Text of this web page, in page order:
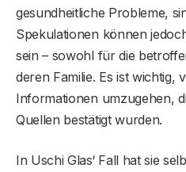
gesundheitliche Probleme,
Spekulationen können
sein – sowohl für die
deren Familie. Es ist wichtig,
Informationen umzugehen,
Quellen bestätigt wurden.
In Uschi Glas‘ Fall hat sie